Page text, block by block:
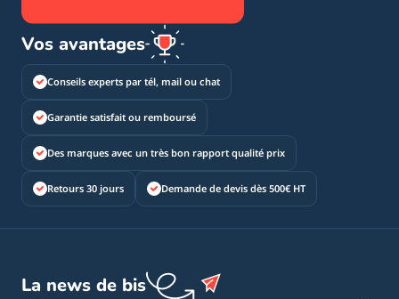
Vos avantages
Conseils experts par tél, mail ou chat
Garantie satisfait ou remboursé
Des marques avec un très bon rapport qualité prix
Retours 30 jours Demande de devis dès 500€ HT
La news de bis